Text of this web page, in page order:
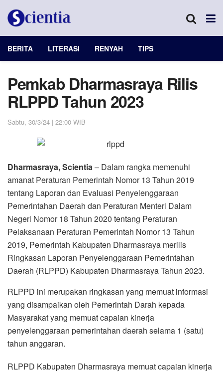
BERITA LITERASI RENYAH TIPS
Pemkab Dharmasraya Rilis
RLPPD Tahun 2023
Sabtu, 30/3/24 | 22:00 WIB
Dharmasraya, Scientia– Dalam rangka memenuhi
amanat Peraturan Pemerintah Nomor 13 Tahun 2019
tentang Laporan dan Evaluasi Penyelenggaraan
Pemerintahan Daerah dan Peraturan Menteri Dalam
Negeri Nomor 18 Tahun 2020 tentang Peraturan
Pelaksanaan Peraturan Pemerintah Nomor 13 Tahun
2019, Pemerintah Kabupaten Dharmasraya merilis
Ringkasan Laporan Penyelenggaraan Pemerintahan
Daerah (RLPPD) Kabupaten Dharmasraya Tahun 2023.
RLPPD ini merupakan ringkasan yang memuat informasi
yang disampaikan oleh Pemerintah Darah kepada
Masyarakat yang memuat capaian kinerja
penyelenggaraan pemerintahan daerah selama 1 (satu)
tahun anggaran.
RLPPD Kabupaten Dharmasraya memuat capaian kinerja